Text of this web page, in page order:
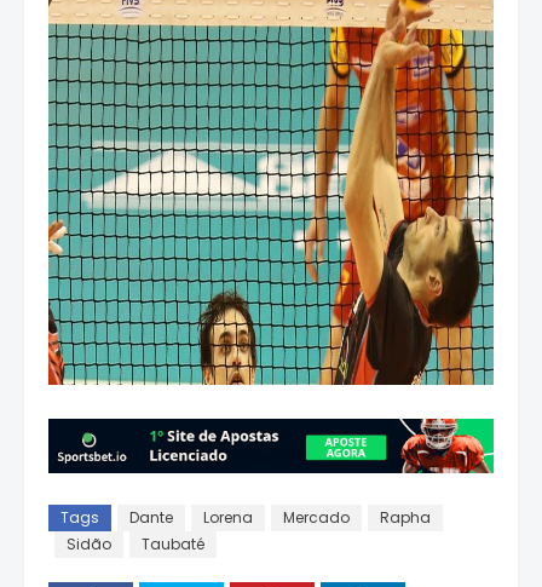
Tags Dante Lorena Mercado
Rapha
Sidão
Taubaté